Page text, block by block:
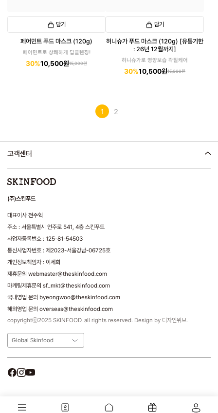
담기
페어민트 푸드 마스크 (120g)
페어민트로 상쾌하게 딥클렌징!
30%10,500원15,000원
담기
허니슈가 푸드 마스크 (120g) [유통기한
: 26년 12월까지]
허니슈가로 영양보습 각질케어
30%10,500원15,000원
1 2
고객센터
(주)스킨푸드
대표이사 천주혁
주소 : 서울특별시 언주로 541, 4층 스킨푸드
사업자등록번호 : 125-81-54503
통신사업자번호 : 제2023-서울강남-06725호
개인정보책임자 : 이세희
제휴문의 webmaster@theskinfood.com
마케팅제휴문의 sf_mkt@theskinfood.com
국내영업 문의 byeongwoo@theskinfood.com
해외영업 문의 overseas@theskinfood.com
copyrightⓒ2025 SKINFOOD. all rights reserved. Design by 디자인위브.
Global Skinfood